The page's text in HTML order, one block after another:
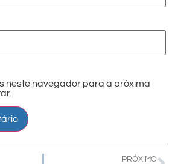
neste navegador para a próxima
PRÓXIMO